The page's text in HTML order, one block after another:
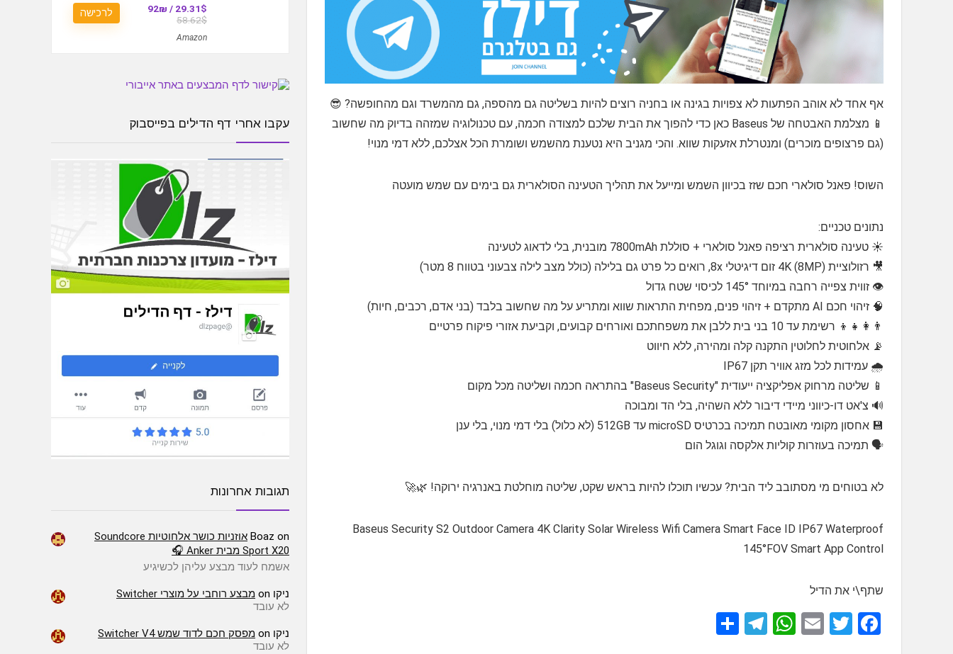
אף אחד לא אוהב הפתעות לא צפויות בגינה או בחניה רוצים להיות בשליטה גם מהספה, גם מהמשרד וגם מהחופשה? 😎
📱 מצלמת האבטחה של Baseus כאן כדי להפוך את הבית שלכם למצודה חכמה, עם טכנולוגיה שמזהה בדיוק מה שחשוב
(גם פרצופים מוכרים) ומנטרלת אזעקות שווא. והכי מגניב היא נטענת מהשמש ושומרת הכל אצלכם, ללא דמי מנוי!
השוס! פאנל סולארי חכם שזז בכיוון השמש ומייעל את תהליך הטעינה הסולארית גם בימים עם שמש מועטה
נתונים טכניים:
☀️ טעינה סולארית רציפה פאנל סולארי + סוללת 7800mAh מובנית, בלי לדאוג לטעינה
🎥 רזולוציית 4K (8MP) זום דיגיטלי 8x, רואים כל פרט גם בלילה (כולל מצב לילה צבעוני בטווח 8 מטר)
👁️ זווית צפייה רחבה במיוחד 145° לכיסוי שטח גדול
🧠 זיהוי חכם AI מתקדם + זיהוי פנים, מפחית התראות שווא ומתריע על מה שחשוב בלבד (בני אדם, רכבים, חיות)
👨‍👩‍👧‍👦 רשימת עד 10 בני בית ללבן את משפחתכם ואורחים קבועים, וקביעת אזורי פיקוח פרטיים
📡 אלחוטית לחלוטין התקנה קלה ומהירה, ללא חיווט
🌧️ עמידות לכל מזג אוויר תקן IP67
📱 שליטה מרחוק אפליקציה ייעודית "Baseus Security" בהתראה חכמה ושליטה מכל מקום
🔊 צ'אט דו-כיווני מיידי דיבור ללא השהיה, בלי הד ומבוכה
💾 אחסון מקומי מאובטח תמיכה בכרטיס microSD עד 512GB (לא כלול) בלי דמי מנוי, בלי ענן
🗣️ תמיכה בעוזרות קוליות אלקסה וגוגל הום
לא בטוחים מי מסתובב ליד הבית? עכשיו תוכלו להיות בראש שקט, שליטה מוחלטת באנרגיה ירוקה! 🌿🚀
Baseus Security S2 Outdoor Camera 4K Clarity Solar Wireless Wifi Camera Smart Face ID IP67 Waterproof
145°FOV Smart App Control
שתף\י את הדיל
F
T
E
W
T
29.31$ / 92₪
58.62$
Amazon
לרכישה
עקבו אחרי דף הדילים בפייסבוק
תגובות אחרונות
Boaz on
אוזניות כושר אלחוטיות Soundcore
Sport X20 מבית Anker 🎧
אשמח לעוד מבצע עליהן לכשיגיע
ניקו on מבצע רוחבי על מוצרי Switcher
לא עובד
ניקו on מפסק חכם לדוד שמש Switcher V4
לא עובד